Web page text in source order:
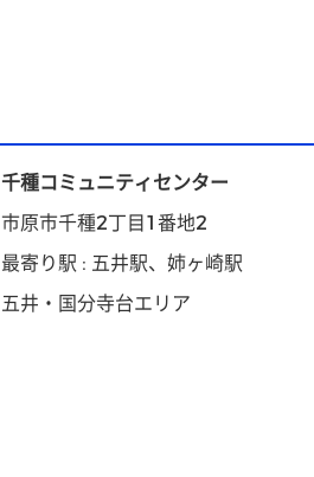
千種コミュニティセンター
市原市千種2丁目1番地2
最寄り駅 : 五井駅、姉ヶ崎駅
五井・国分寺台エリア